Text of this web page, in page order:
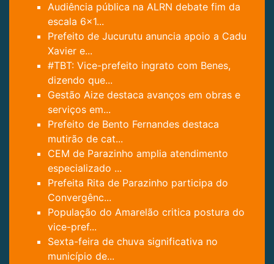
Audiência pública na ALRN debate fim da
escala 6x1...
Prefeito de Jucurutu anuncia apoio a Cadu
Xavier e...
#TBT: Vice-prefeito ingrato com Benes,
dizendo que...
Gestão Aize destaca avanços em obras e
serviços em...
Prefeito de Bento Fernandes destaca
mutirão de cat...
CEM de Parazinho amplia atendimento
especializado ...
Prefeita Rita de Parazinho participa do
Convergênc...
População do Amarelão critica postura do
vice-pref...
Sexta-feira de chuva significativa no
município de...